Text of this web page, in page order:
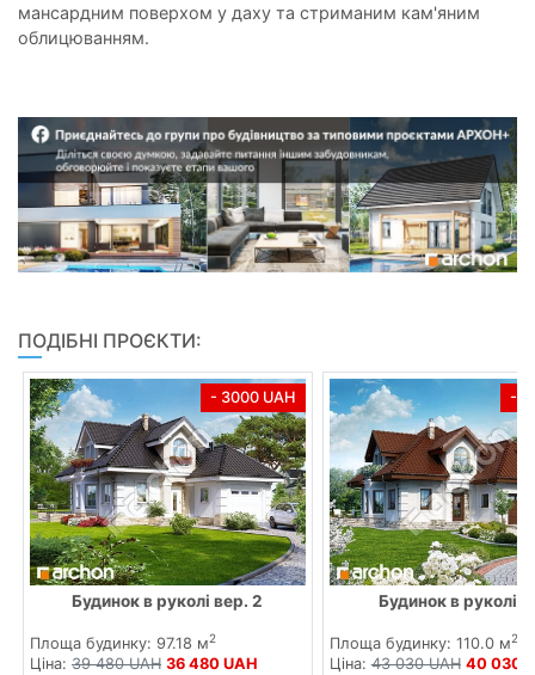
мансардним поверхом у даху та стриманим кам'яним
облицюванням.
ПОДІБНІ ПРОЄКТИ:
- 3000 UAH
Будинок в руколі вер. 2
Площа будинку: 97.18 м2
Ціна: 39 480 UAH 36 480 UAH
-
Будинок в руколі
Площа будинку: 110.0 м2
Ціна:43 030 UAH 40 030